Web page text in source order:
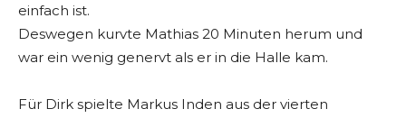
einfach ist.
Deswegen kurvte Mathias 20 Minuten herum und
war ein wenig genervt als er in die Halle kam.
Für Dirk spielte Markus Inden aus der vierten